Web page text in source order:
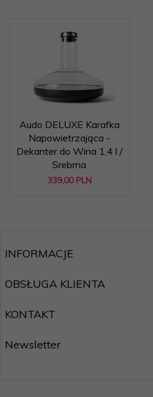
Audo DELUXE Karafka
Napowietrzająca -
Dekanter do Wina 1,4 l /
Srebrna
339,00 PLN
INFORMACJE
OBSŁUGA KLIENTA
KONTAKT
Newsletter